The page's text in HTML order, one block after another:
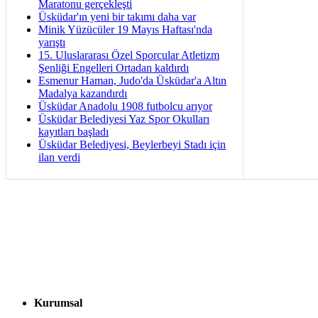
Maratonu gerçekleşti
Üsküdar'ın yeni bir takımı daha var
Minik Yüzücüler 19 Mayıs Haftası'nda
yarıştı
15. Uluslararası Özel Sporcular Atletizm
Şenliği Engelleri Ortadan kaldırdı
Esmenur Haman, Judo'da Üsküdar'a Altın
Madalya kazandırdı
Üsküdar Anadolu 1908 futbolcu arıyor
Üsküdar Belediyesi Yaz Spor Okulları
kayıtları başladı
Üsküdar Belediyesi, Beylerbeyi Stadı için
ilan verdi
Kurumsal